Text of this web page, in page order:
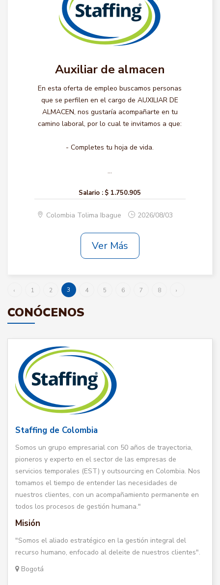
Auxiliar de almacen
En esta oferta de empleo buscamos personas
que se perfilen en el cargo de AUXILIAR DE
ALMACEN, nos gustaría acompañarte en tu
camino laboral, por lo cual te invitamos a que:
- Completes tu hoja de vida.
...
Salario : $ 1.750.905
Colombia Tolima Ibague 2026/08/03
Ver Más
‹ 1 2 3 4 5 6 7 8 ›
CONÓCENOS
Staffing de Colombia
Somos un grupo empresarial con 50 años de trayectoria,
pioneros y experto en el sector de las empresas de
servicios temporales (EST) y outsourcing en Colombia. Nos
tomamos el tiempo de entender las necesidades de
nuestros clientes, con un acompañamiento permanente en
todos los procesos de gestión humana."
Misión
"Somos el aliado estratégico en la gestión integral del
recurso humano, enfocado al deleite de nuestros clientes".
Bogotá